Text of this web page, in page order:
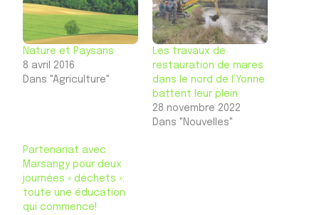
Nature et Paysans
8 avril 2016
Dans "Agriculture"
Les travaux de
restauration de mares
dans le nord de l’Yonne
battent leur plein
28 novembre 2022
Dans "Nouvelles"
Partenariat avec
Marsangy pour deux
journées « déchets »:
toute une éducation
qui commence!